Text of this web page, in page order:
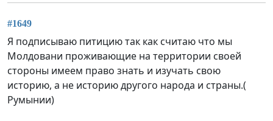
#1649
Я подписываю питицию так как считаю что мы
Молдовани проживающие на территории своей
стороны имеем право знать и изучать свою
историю, а не историю другого народа и страны.(
Румынии)